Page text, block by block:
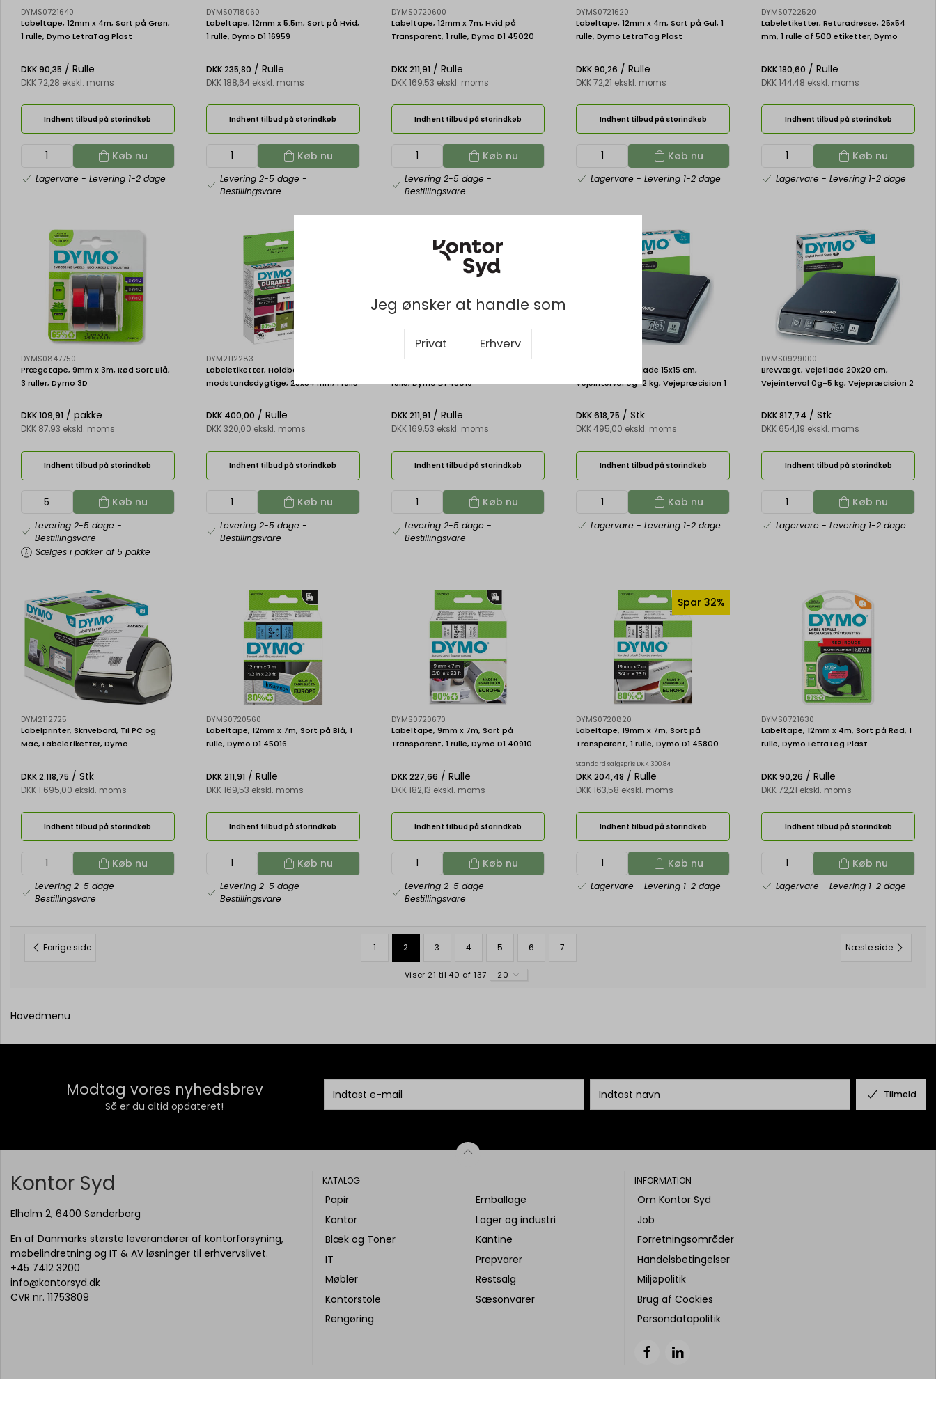
Jeg ønsker at handle som
Privat Erhverv
DYMS0721640
Labeltape, 12mm x 4m, Sort på Grøn,
1 rulle, Dymo LetraTag Plast
DKK 90,35 / Rulle
DKK 72,28 ekskl. moms
Indhent tilbud på storindkøb
Køb nu
Lagervare - Levering 1-2 dage
DYMS0718060
Labeltape, 12mm x 5.5m, Sort på Hvid,
1 rulle, Dymo D1 16959
DKK 235,80 / Rulle
DKK 188,64 ekskl. moms
Indhent tilbud på storindkøb
Køb nu
Levering 2-5 dage-
Bestillingsvare
DYMS0720600
Labeltape, 12mm x 7m, Hvid på
Transparent, 1 rulle, Dymo D1 45020
DKK 211,91 / Rulle
DKK 169,53 ekskl. moms
Indhent tilbud på storindkøb
Køb nu
Levering 2-5 dage -
Bestillingsvare
DYMS0721620
Labeltape, 12mm x 4m, Sort på Gul, 1
rulle, Dymo LetraTag Plast
DKK 90,26 / Rulle
DKK 72,21 ekskl. moms
Indhent tilbud på storindkøb
Køb nu
Lagervare - Levering 1-2 dage
DYMS0722520
Labeletiketter, Returadresse, 25x54
mm, 1 rulle af 500 etiketter, Dymo
DKK 180,60 / Rulle
DKK 144,48 ekskl. moms
Indhent tilbud på storindkøb
Køb nu
Lagervare - Levering 1-2 dage
DYMS0847750
Prægetape, 9mm x 3m, Rød Sort Blå,
3 ruller, Dymo 3D
DKK 109,91 / pakke
DKK 87,93 ekskl. moms
Indhent tilbud på storindkøb
Køb nu
Levering 2-5 dage-
Bestillingsvare
Sælges i pakker af 5 pakke
DYM2112283
Labeletiketter, Holdbare og
modstandsdygtige, 25x54 mm, 1 rulle
DKK 400,00 / Rulle
DKK 320,00 ekskl. moms
Indhent tilbud på storindkøb
Køb nu
Levering 2-5 dage-
Bestillingsvare
DYMS0720590
rulle, Dymo D1 45019
DKK 211,91 / Rulle
DKK 169,53 ekskl. moms
Indhent tilbud på storindkøb
Køb nu
Levering 2-5 dage -
Bestillingsvare
Brevvægt, Vejeflade 15x15 cm,
Vejeinterval 0g-2 kg, Vejepræcision 1
DKK 618,75 / Stk
DKK 495,00 ekskl. moms
Indhent tilbud på storindkøb
Køb nu
Lagervare - Levering 1-2 dage
DYMS0929000
Brevvægt, Vejeflade 20x20 cm,
Vejeinterval 0g-5 kg, Vejepræcision 2
DKK 817,74 / Stk
DKK 654,19 ekskl. moms
Indhent tilbud på storindkøb
Køb nu
Lagervare - Levering 1-2 dage
DYM2112725
Labelprinter, Skrivebord, Til PC og
Mac, Labeletiketter, Dymo
DKK 2.118,75 / Stk
DKK 1.695,00 ekskl. moms
Indhent tilbud på storindkøb
Køb nu
Levering 2-5 dage-
Bestillingsvare
DYMS0720560
Labeltape, 12mm x 7m, Sort på Blå, 1
rulle, Dymo D1 45016
DKK 211,91 / Rulle
DKK 169,53 ekskl. moms
Indhent tilbud på storindkøb
Køb nu
Levering 2-5 dage-
Bestillingsvare
DYMS0720670
Labeltape, 9mm x 7m, Sort på
Transparent, 1 rulle, Dymo D1 40910
DKK 227,66 / Rulle
DKK 182,13 ekskl. moms
Indhent tilbud på storindkøb
Køb nu
Levering 2-5 dage -
Bestillingsvare
Spar 32%
DYMS0720820
Labeltape, 19mm x 7m, Sort på
Transparent, 1 rulle, Dymo D1 45800
Standard salgspris DKK 300,84
DKK 204,48 / Rulle
DKK 163,58 ekskl. moms
Indhent tilbud på storindkøb
Køb nu
Lagervare - Levering 1-2 dage
DYMS0721630
Labeltape, 12mm x 4m, Sort på Rød, 1
rulle, Dymo LetraTag Plast
DKK 90,26 / Rulle
DKK 72,21 ekskl. moms
Indhent tilbud på storindkøb
Køb nu
Lagervare - Levering 1-2 dage
Forrige side 1 2 3 4 5 6 7 Næste side
Viser 21 til 40 af 137 20
Hovedmenu
Modtag vores nyhedsbrev
Så er du altid opdateret!
Tilmeld
Kontor Syd
Elholm 2, 6400 Sønderborg
En af Danmarks største leverandører af kontorforsyning,
møbelindretning og IT & AV løsninger til erhvervslivet.
+45 7412 3200
info@kontorsyd.dk
CVR nr. 11753809
KATALOG
Papir
Kontor
Blæk og Toner
IT
Møbler
Kontorstole
Rengøring
Emballage
Lager og industri
Kantine
Prepvarer
Restsalg
Sæsonvarer
INFORMATION
Om Kontor Syd
Job
Forretningsområder
Handelsbetingelser
Miljøpolitik
Brug af Cookies
Persondatapolitik